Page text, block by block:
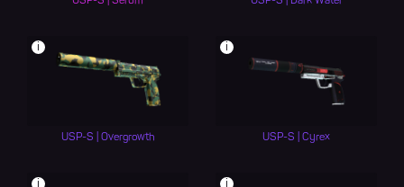
i
USP-S | Overgrowth
i
USP-S | Cyrex
i i